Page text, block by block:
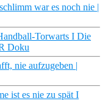
war es noch nie |
Torwarts I Die
Doku
nie aufzugeben |
ist es nie zu spät I